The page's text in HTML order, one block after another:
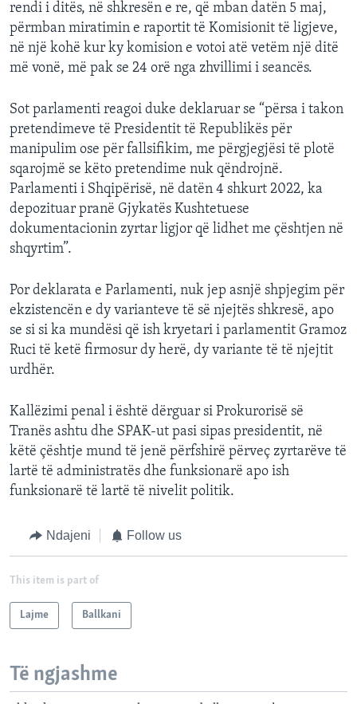
rendi i ditës, në shkresën e re, që mban datën 5 maj,
përmban miratimin e raportit të Komisionit të ligjeve,
në një kohë kur ky komision e votoi atë vetëm një ditë
më vonë, më pak se 24 orë nga zhvillimi i seancës.
Sot parlamenti reagoi duke deklaruar se “përsa i takon
pretendimeve të Presidentit të Republikës për
manipulim ose për fallsifikim, me përgjegjësi të plotë
sqarojmë se këto pretendime nuk qëndrojnë.
Parlamenti i Shqipërisë, në datën 4 shkurt 2022, ka
depozituar pranë Gjykatës Kushtetuese
dokumentacionin zyrtar ligjor që lidhet me çështjen në
shqyrtim”.
Por deklarata e Parlamenti, nuk jep asnjë shpjegim për
ekzistencën e dy varianteve të së njejtës shkresë, apo
se si si ka mundësi që ish kryetari i parlamentit Gramoz
Ruci të ketë firmosur dy herë, dy variante të të njejtit
urdhër.
Kallëzimi penal i është dërguar si Prokurorisë së
Tranës ashtu dhe SPAK-ut pasi sipas presidentit, në
këtë çështje mund të jenë përfshirë përveç zyrtarëve të
lartë të administratës dhe funksionarë apo ish
funksionarë të lartë të nivelit politik.
Ndajeni Follow us
This item is part of
Lajme Ballkani
Të ngjashme